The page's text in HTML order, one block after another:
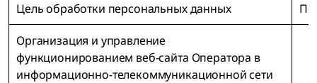
Цель обработки персональных данных
Организация и управление
функционированием веб-сайта Оператора в
информационно-телекоммуникационной сети